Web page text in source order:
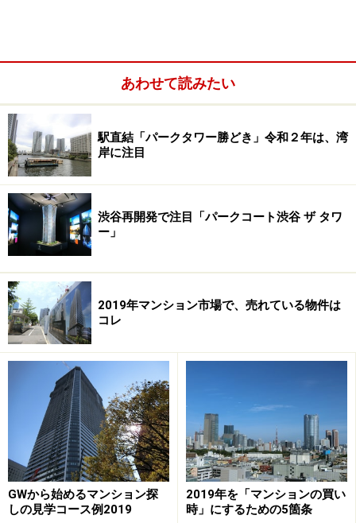
「マンションの価格感に対しての行動予定」（出典：メジャ
ーセブンのマンショントレンド調査Vol.22）
「特に影響はなく、納得いくまで検討を続ける」・・・
「予算を上げて購入検討を続ける」・・・7.8％
「購入時期を早める」・・・6.6％
「購入時期を遅らせる」・・・6.6％
「プランを変更する（希望する部屋数の変更、間取りの
変更」・・・3.4％
「予算を下げて購入検討を続ける」・・・3.2％
あわせて読みたい
駅直結「パークタワー勝どき」令和２年は、湾
岸に注目
渋谷再開発で注目「パークコート渋谷 ザ タワ
ー」
2019年マンション市場で、売れている物件は
コレ
GWから始めるマンション探
しの見学コース例2019
2019年を「マンションの買い
時」にするための5箇条